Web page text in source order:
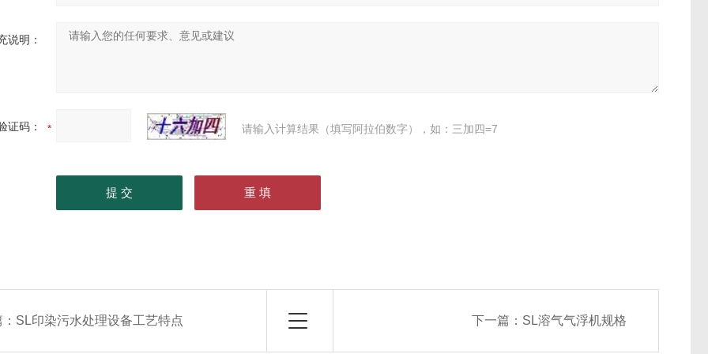
说明：
证码： 请输入计算结果（填写阿拉伯数字），如：三加四=7
SL印染污水处理设备工艺特点 下一篇： SL溶气气浮机规格